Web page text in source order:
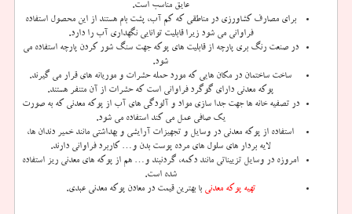
عایق مناسب است.
برای مصارف کشاورزی در مناطقی که کم آب، پشت بام هستند از این محصول استفاده
فراوانی می شود زیرا قابلیت توانایی نگهداری آب را دارد.
در صنعت رنگ بری پارچه از قابلیت های پوکه جهت سنگ شور کردن پارچه استفاده می
‌شود.
ساخت ساختمان در مکان هایی که مورد حمله حشرات و موریانه های قرار می‌ گیرند.
پوکه معدنی دارای گوگرد فراوانی است که حشرات از آن متنفر هستند.
در تصفیه خانه ها جهت جدا سازی مواد و آلودگی های آب از پوکه معدنی که به صورت
یک صافی عمل می کند استفاده می‌ شود.
استفاده از پوکه معدنی در وسایل و تجهیزات آرایشی و بهداشتی مانند خمیر دندان ها،
لایه بردار های سلول های مرده پوست بدن و… کاربرد فراوانی دارند.
امروزه در وسایل تزییناتی مانند دکمه، گردنبند و… هم از پوکه های معدنی ریز استفاده
شده است.
تهیه پوکه معدنی با بهترین قیمت در معادن پوکه معدنی عبدی.